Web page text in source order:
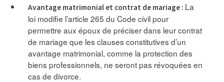
Avantage matrimonial et contrat de mariage : La
loi modifie l’article 265 du Code civil pour
permettre aux époux de préciser dans leur contrat
de mariage que les clauses constitutives d’un
avantage matrimonial, comme la protection des
biens professionnels, ne seront pas révoquées en
cas de divorce.